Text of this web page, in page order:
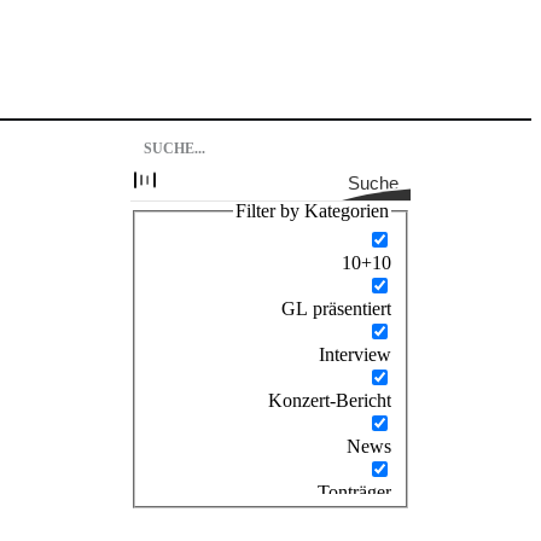
Suche
Filter by Kategorien
10+10
GL präsentiert
Interview
Konzert-Bericht
News
Tonträger